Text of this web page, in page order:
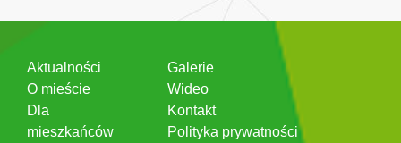
Aktualności
O mieście
Dla
mieszkańców
Galerie
Wideo
Kontakt
Polityka prywatności